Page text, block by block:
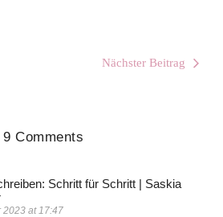
Nächster Beitrag
9 Comments
Schritt für Schritt | Saskia
2023 at 17:47